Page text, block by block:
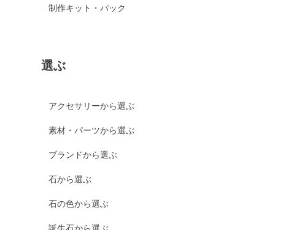
制作キット・パック
選ぶ
アクセサリーから選ぶ
素材・パーツから選ぶ
ブランドから選ぶ
石から選ぶ
石の色から選ぶ